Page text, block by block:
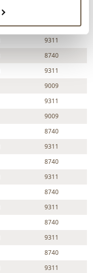
8740
9311
8740
9311
9009
9311
9009
8740
9311
8740
9311
8740
9311
8740
9311
8740
9311